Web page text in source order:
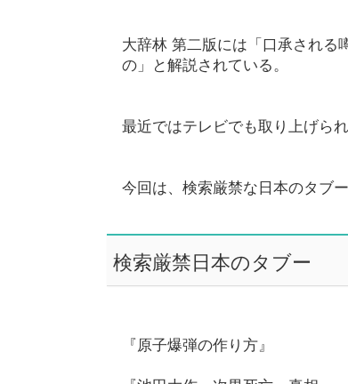
大辞林 第二版には「口承される
の」と解説されている。
最近ではテレビでも取り上げら
今回は、検索厳禁な日本のタブ
検索厳禁日本のタブー
『原子爆弾の作り方』